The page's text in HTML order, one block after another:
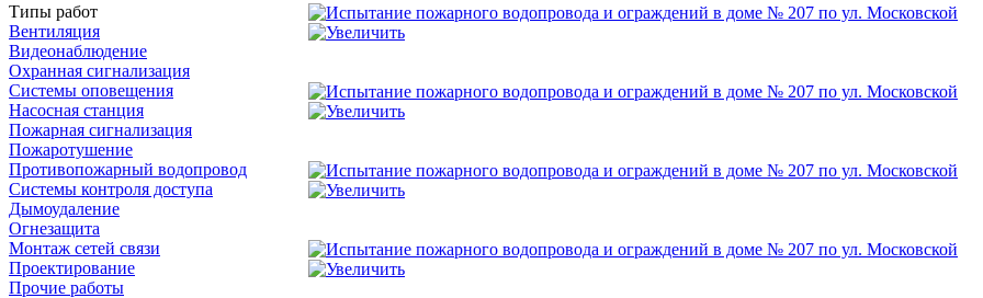
Типы работ
Вентиляция
Видеонаблюдение
Охранная сигнализация
Системы оповещения
Насосная станция
Пожарная сигнализация
Пожаротушение
Противопожарный водопровод
Системы контроля доступа
Дымоудаление
Огнезащита
Монтаж сетей связи
Проектирование
Прочие работы